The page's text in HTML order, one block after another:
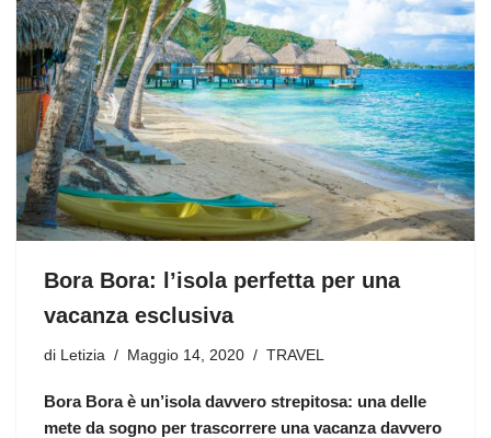
Bora Bora: l’isola perfetta per una
vacanza esclusiva
di Letizia Maggio 14, 2020 TRAVEL
Bora Bora è un’isola davvero strepitosa: una delle
mete da sogno per trascorrere una vacanza davvero